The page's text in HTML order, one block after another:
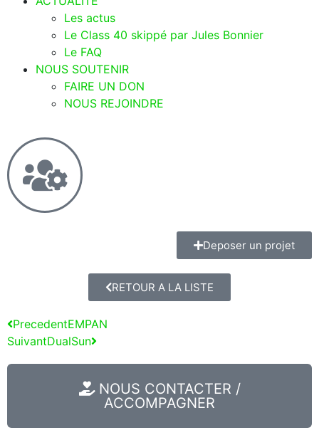
Les actus
Le Class 40 skippé par Jules Bonnier
Le FAQ
NOUS SOUTENIR
FAIRE UN DON
NOUS REJOINDRE
Deposer un projet
RETOUR A LA LISTE
PrecedentEMPAN
SuivantDualSun
NOUS CONTACTER /
ACCOMPAGNER